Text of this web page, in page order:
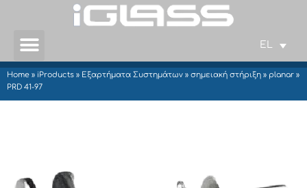
EL
Home » iProducts » Εξαρτήματα Συστημάτων » σημειακή στήριξη » planar »
PRD 41-97